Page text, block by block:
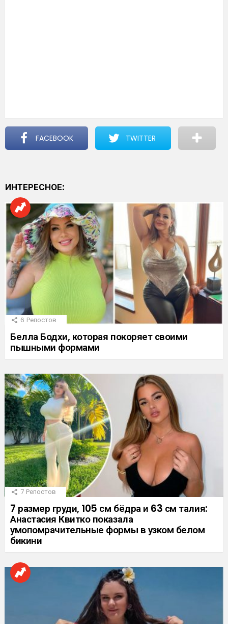
FACEBOOK TWITTER
ИНТЕРЕСНОЕ:
6 Репостов
Белла Бодхи, которая покоряет своими
пышными формами
7 Репостов
7 размер груди, 105 см бёдра и 63 см талия:
Анастасия Квитко показала
умопомрачительные формы в узком белом
бикини